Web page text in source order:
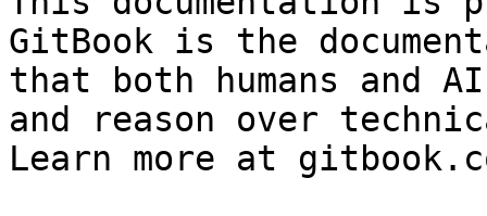
GitBook is the
that both humans and
and reason over
Learn more at